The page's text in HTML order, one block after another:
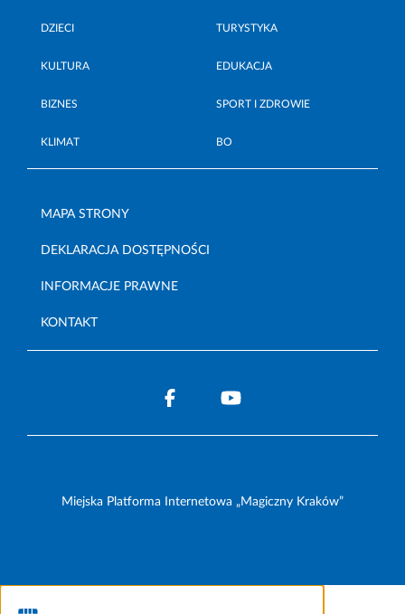
DZIECI TURYSTYKA
KULTURA EDUKACJA
BIZNES SPORT I ZDROWIE
KLIMAT BO
MAPA STRONY
DEKLARACJA DOSTĘPNOŚCI
INFORMACJE PRAWNE
KONTAKT
Miejska Platforma Internetowa „Magiczny Kraków”